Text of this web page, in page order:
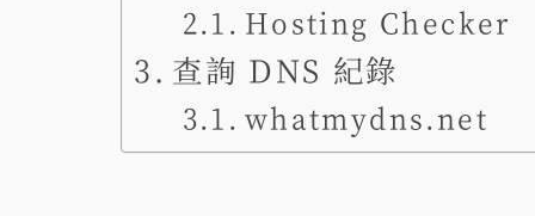
Hosting Checker
查詢 DNS 紀錄
whatmydns.net